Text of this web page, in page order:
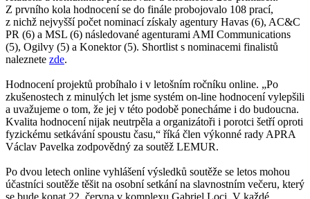
Z prvního kola hodnocení se do finále probojovalo 108 prací,
z nichž nejvyšší počet nominací získaly agentury Havas (6), AC&C
PR (6) a MSL (6) následované agenturami AMI Communications
(5), Ogilvy (5) a Konektor (5). Shortlist s nominacemi finalistů
naleznete zde.
Hodnocení projektů probíhalo i v letošním ročníku online. „Po
zkušenostech z minulých let jsme systém on-line hodnocení vylepšili
a uvažujeme o tom, že jej v této podobě ponecháme i do budoucna.
Kvalita hodnocení nijak neutrpěla a organizátoři i porotci šetří oproti
fyzickému setkávání spoustu času,“ říká člen výkonné rady APRA
Václav Pavelka zodpovědný za soutěž LEMUR.
Po dvou letech online vyhlášení výsledků soutěže se letos mohou
účastníci soutěže těšit na osobní setkání na slavnostním večeru, který
se bude konat 22. června v komplexu Gabriel Loci. V každé